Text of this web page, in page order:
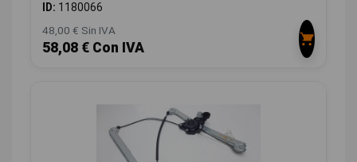
ID: 1180066
48,00 € Sin IVA
58,08 € Con IVA